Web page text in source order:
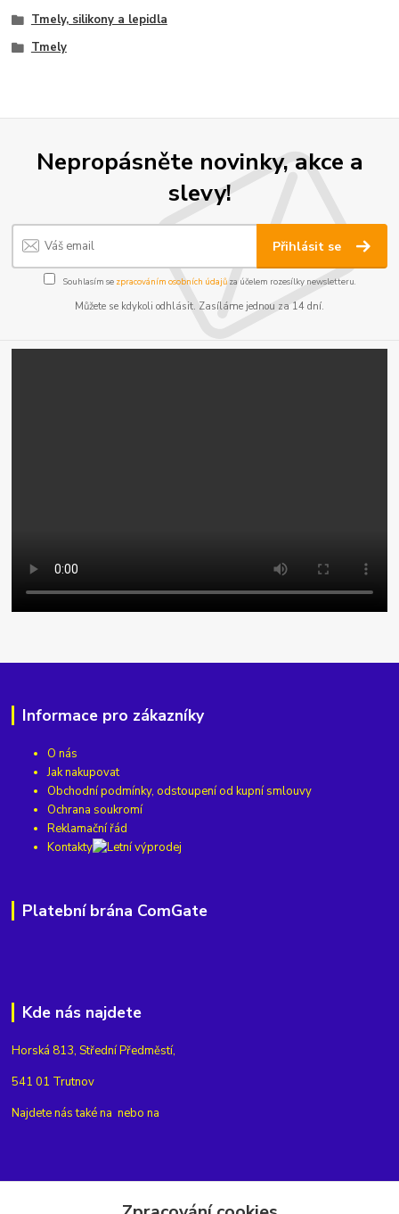
Tmely, silikony a lepidla
Tmely
Nepropásněte novinky, akce a
slevy!
Přihlásit se
Souhlasím se zpracováním osobních údajůza účelem rozesílky newsletteru.
Můžete se kdykoli odhlásit. Zasíláme jednou za 14 dní.
Informace pro zákazníky
O nás
Jak nakupovat
Obchodní podmínky, odstoupení od kupní smlouvy
Ochrana soukromí
Reklamační řád
Kontakty
Platební brána ComGate
Kde nás najdete
Horská 813, Střední Předměstí,
541 01 Trutnov
Najdete nás také na nebo na